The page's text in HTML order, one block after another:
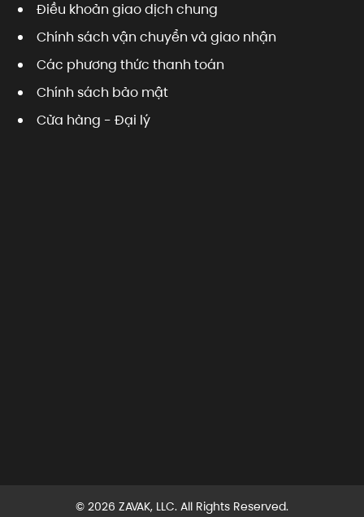
Điều khoản giao dịch chung
Chính sách vận chuyển và giao nhận
Các phương thức thanh toán
Chính sách bảo mật
Cửa hàng - Đại lý
© 2026 ZAVAK, LLC. All Rights Reserved.